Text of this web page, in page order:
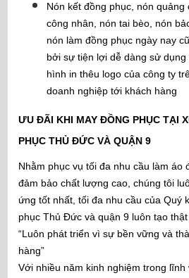
Nón kết đồng phục, nón quảng
công nhân, nón tai bèo, nón
nón làm đồng phục ngày nay
bởi sự tiện lợi dễ dàng sử
hình in thêu logo của công ty
doanh nghiệp tới khách hàng
ƯU ĐÃI KHI MAY ĐỒNG PHỤC TẠI
PHỤC THỦ ĐỨC VÀ QUẬN 9
Nhằm phục vụ tối đa nhu cầu làm áo
đảm bảo chất lượng cao, chúng tôi
ứng tốt nhất, tối đa nhu cầu của Quý
phục Thủ Đức và quận 9 luôn tạo
“Luôn phát triển vì sự bền vững và
hàng”
Với nhiều năm kinh nghiệm trong